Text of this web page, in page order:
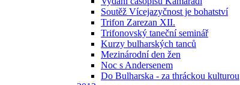
Soutěž Vícejazyčnost je bohatství
Trifon Zarezan XII.
Trifonovský taneční seminář
Kurzy bulharských tanců
Mezinárodní den žen
Noc s Andersenem
Do Bulharska - za thráckou kulturou